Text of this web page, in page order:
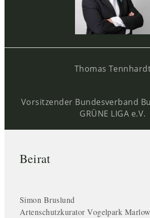
Thomas
Vorsitzender Bundesverband
GRÜNE LIGA e.V.
Beirat
Simon Bruslund
Artenschutzkurator Vogelpark